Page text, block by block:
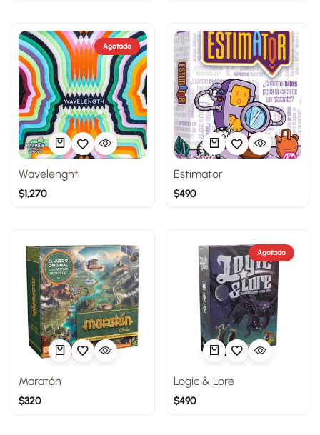
Agotado
Wavelenght
$1,270
Estimator
$490
Maratón
$320
Agotado
Logic & Lore
$490